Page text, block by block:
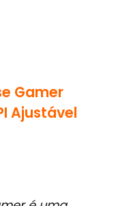
Gamer
Ajustável